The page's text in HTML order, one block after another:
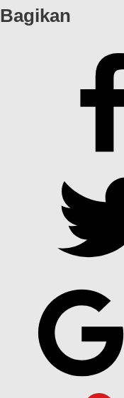
Bagikan